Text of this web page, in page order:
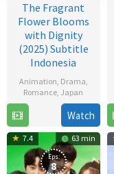
The Fragrant
Flower Blooms
with Dignity
(2025) Subtitle
Indonesia
Animation, Drama,
Romance, Japan
Jul
2025
Watch
7.4 63 min
Eps:
8